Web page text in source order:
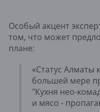
Особый акцент
том, что может
плане:
«Статус Алматы
большей мере
"Кухня нео-
и мясо -